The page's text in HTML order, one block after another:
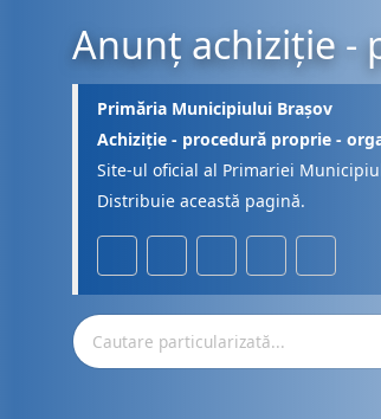
Anunț achiziție -
Primăria Municipiului Brașov
Achiziție - procedură proprie -
Site-ul oficial al Primariei
Distribuie această pagină.